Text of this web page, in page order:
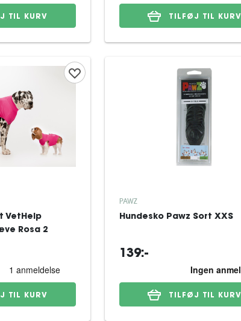
TIL KURV TILFØJ TIL KURV
VetHelp
Rosa 2
TIL KURV
PAWZ
Hundesko Pawz Sort XXS
139:-
TILFØJ TIL KURV